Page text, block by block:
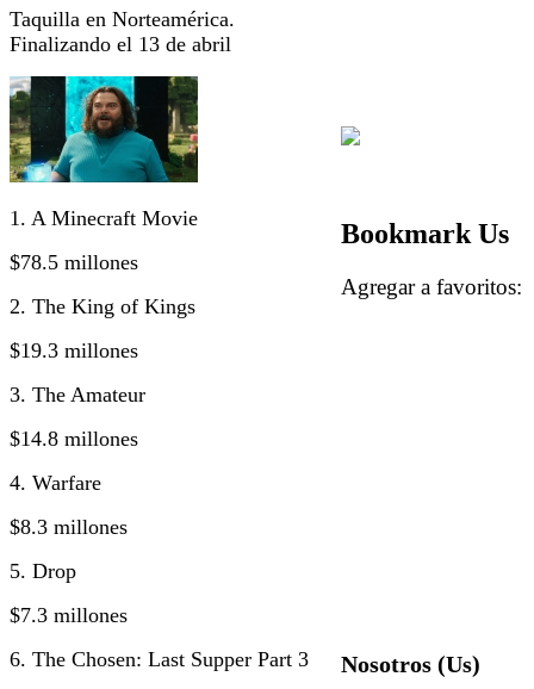
Taquilla en Norteamérica.
Finalizando el 13 de abril
1. A Minecraft Movie
$78.5 millones
2. The King of Kings
$19.3 millones
3. The Amateur
$14.8 millones
4. Warfare
$8.3 millones
5. Drop
$7.3 millones
6. The Chosen: Last Supper Part 3
Bookmark Us
Agregar a
Nosotros (Us)